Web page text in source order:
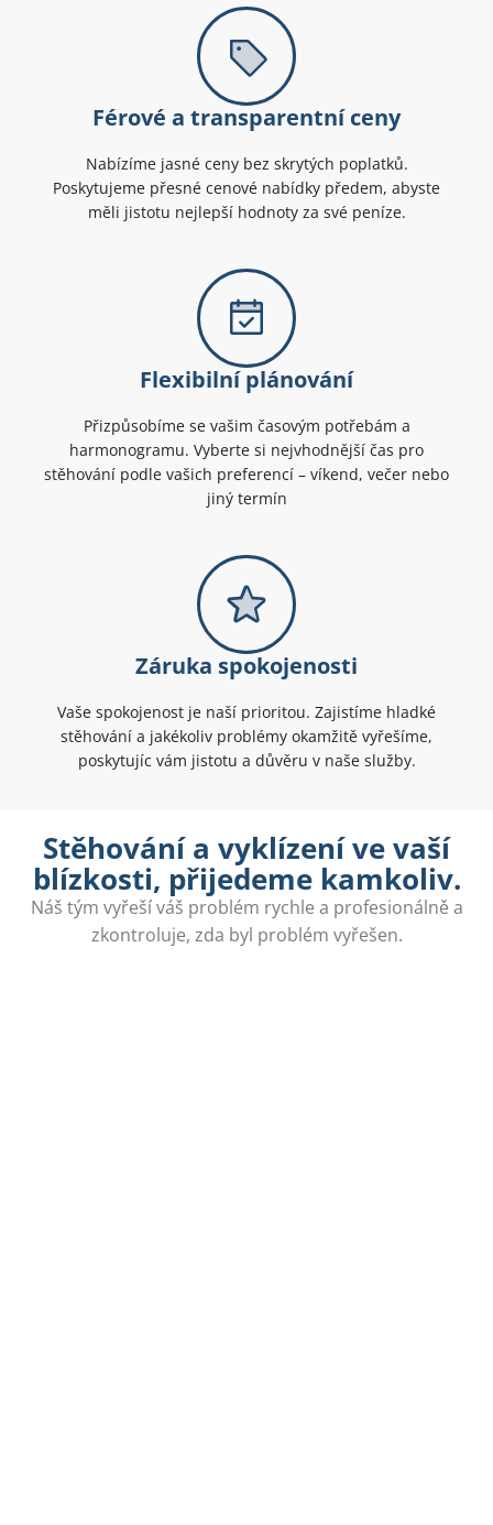
Férové a transparentní ceny
Nabízíme jasné ceny bez skrytých poplatků.
Poskytujeme přesné cenové nabídky předem, abyste
měli jistotu nejlepší hodnoty za své peníze.
Flexibilní plánování
Přizpůsobíme se vašim časovým potřebám a
harmonogramu. Vyberte si nejvhodnější čas pro
stěhování podle vašich preferencí – víkend, večer nebo
jiný termín
Záruka spokojenosti
Vaše spokojenost je naší prioritou. Zajistíme hladké
stěhování a jakékoliv problémy okamžitě vyřešíme,
poskytujíc vám jistotu a důvěru v naše služby.
Stěhování a vyklízení ve vaší
blízkosti, přijedeme kamkoliv.
Náš tým vyřeší váš problém rychle a profesionálně a
zkontroluje, zda byl problém vyřešen.